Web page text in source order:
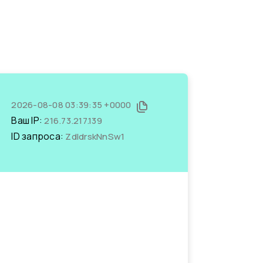
2026-08-08 03:39:35 +0000
Ваш IP:216.73.217.139
ID запроса: ZdIdrskNnSw1